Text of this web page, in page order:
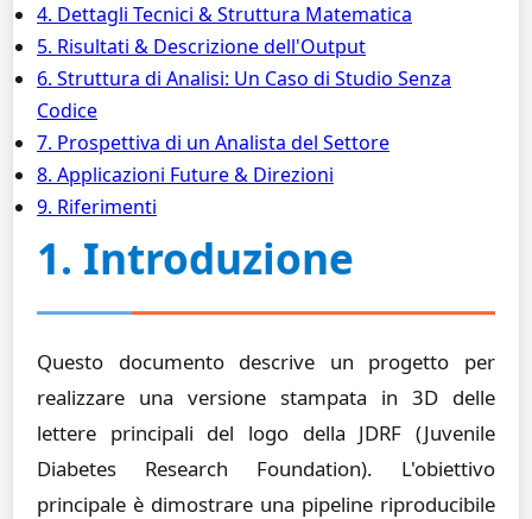
4. Dettagli Tecnici & Struttura Matematica
5. Risultati & Descrizione dell'Output
6. Struttura di Analisi: Un Caso di Studio Senza
Codice
7. Prospettiva di un Analista del Settore
8. Applicazioni Future & Direzioni
9. Riferimenti
1. Introduzione
Questo documento descrive un progetto per
realizzare una versione stampata in 3D delle
lettere principali del logo della JDRF (Juvenile
Diabetes Research Foundation). L'obiettivo
principale è dimostrare una pipeline riproducibile